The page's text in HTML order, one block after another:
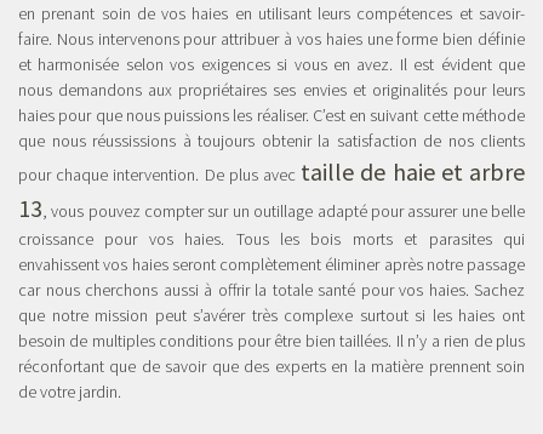
en prenant soin de vos haies en utilisant leurs compétences et savoir-
faire. Nous intervenons pour attribuer à vos haies une forme bien définie
et harmonisée selon vos exigences si vous en avez. Il est évident que
nous demandons aux propriétaires ses envies et originalités pour leurs
haies pour que nous puissions les réaliser. C’est en suivant cette méthode
que nous réussissions à toujours obtenir la satisfaction de nos clients
pour chaque intervention. De plus avec taille de haie et arbre
13, vous pouvez compter sur un outillage adapté pour assurer une belle
croissance pour vos haies. Tous les bois morts et parasites qui
envahissent vos haies seront complètement éliminer après notre passage
car nous cherchons aussi à offrir la totale santé pour vos haies. Sachez
que notre mission peut s’avérer très complexe surtout si les haies ont
besoin de multiples conditions pour être bien taillées. Il n’y a rien de plus
réconfortant que de savoir que des experts en la matière prennent soin
de votre jardin.